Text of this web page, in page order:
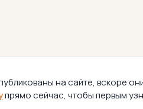
на сайте, вскоре
прямо сейчас, чтобы первым